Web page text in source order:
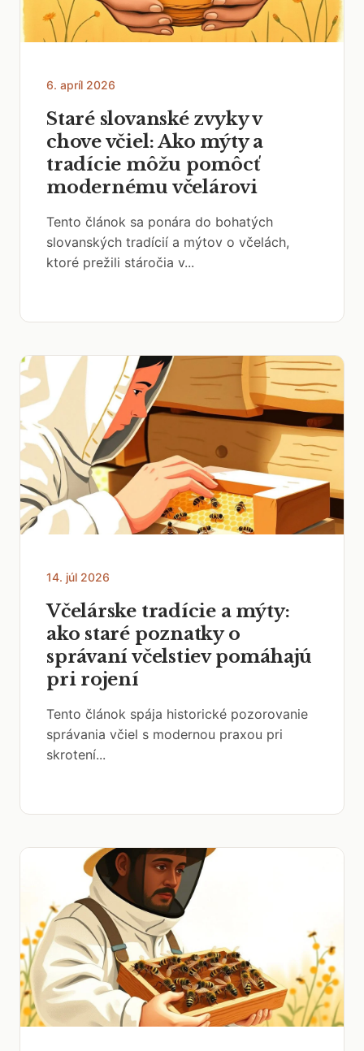
6. apríl 2026
Staré slovanské zvyky v
chove včiel: Ako mýty a
tradície môžu pomôcť
modernému včelárovi
Tento článok sa ponára do bohatých
slovanských tradícií a mýtov o včelách,
ktoré prežili stáročia v...
14. júl 2026
Včelárske tradície a mýty:
ako staré poznatky o
správaní včelstiev pomáhajú
pri rojení
Tento článok spája historické pozorovanie
správania včiel s modernou praxou pri
skrotení...